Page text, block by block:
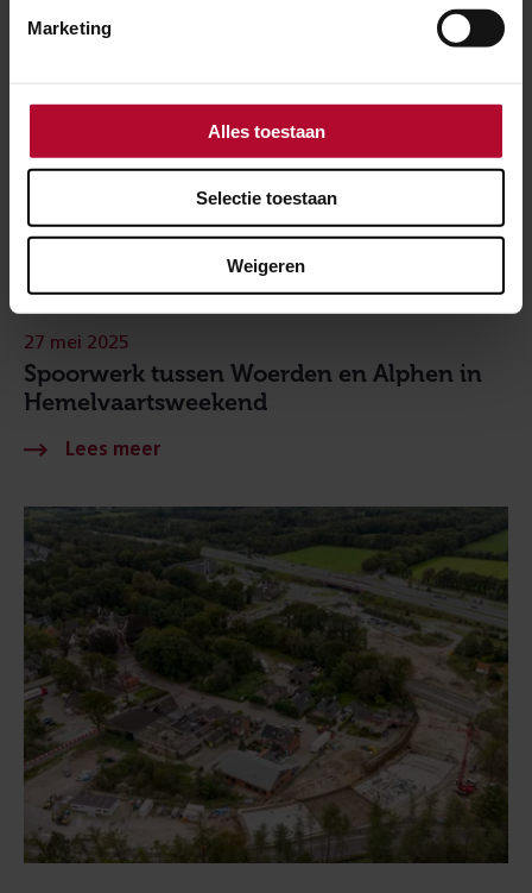
Marketing
Alles toestaan
Selectie toestaan
Weigeren
Spoorwerk tussen Woerden en Alphen in
Hemelvaartsweekend
27 mei 2025